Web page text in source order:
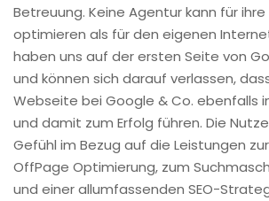
Betreuung. Keine Agentur kann für
optimieren als für den eigenen
haben uns auf der ersten Seite von
und können sich darauf verlassen,
Webseite bei Google & Co. ebenfalls
und damit zum Erfolg führen. Die
Gefühl im Bezug auf die Leistungen
OffPage Optimierung, zum
und einer allumfassenden SEO-